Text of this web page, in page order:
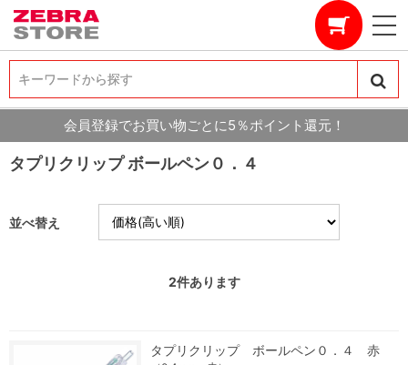
キーワードから探す
キーワードから探す
会員登録でお買い物ごとに5％ポイント還元！
タプリクリップ ボールペン０．４
並べ替え
2件あります
タプリクリップ ボールペン０．４ 赤